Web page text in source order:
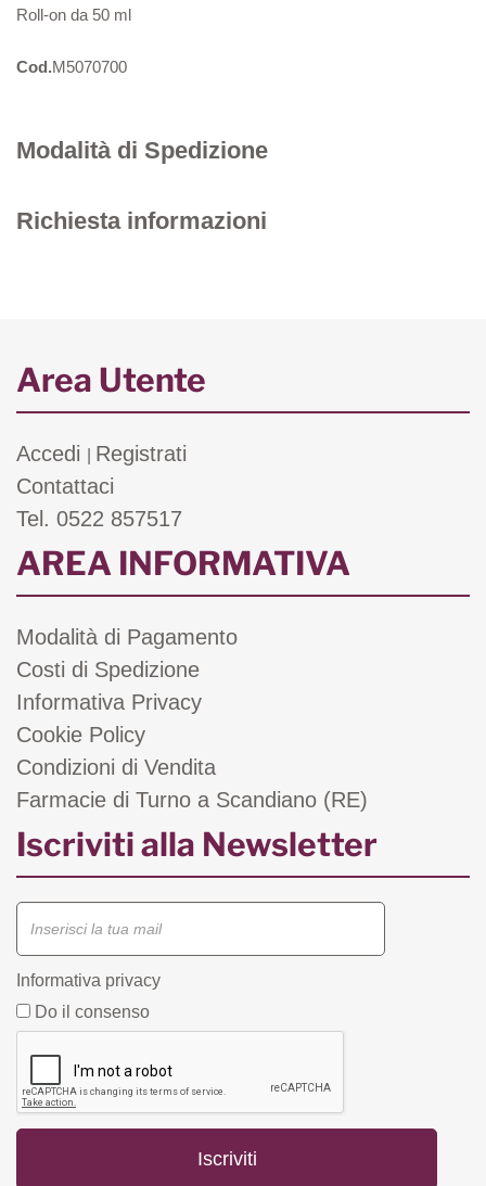
Roll-on da 50 ml
Cod.M5070700
Modalità di Spedizione
Richiesta informazioni
Area Utente
Accedi
Registrati
Contattaci
Tel. 0522 857517
AREA INFORMATIVA
Modalità di Pagamento
Costi di Spedizione
Informativa Privacy
Cookie Policy
Condizioni di Vendita
Farmacie di Turno a Scandiano (RE)
Iscriviti alla Newsletter
Informativa privacy
Do il consenso